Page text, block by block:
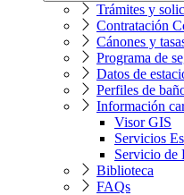
Trámites y
Contratación
Cánones y
Programa de
Datos de
Perfiles de
Información
Visor GIS
Servicios
Servicio de
Biblioteca
FAQs